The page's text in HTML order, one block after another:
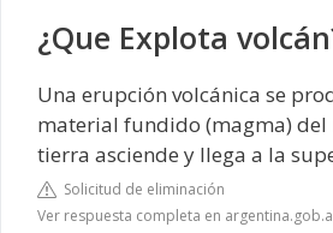
¿Que Explota
Una erupción volcánica se
material fundido (magma) del
tierra asciende y llega a la
Solicitud de eliminación
Ver respuesta completa en